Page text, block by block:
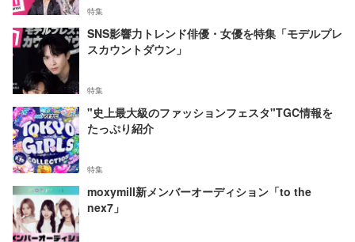
特集
SNS影響力トレンド俳優・女優を特集「モデルプレ
スカウントダウン」
特集
"史上最大級のファッションフェスタ"TGC情報を
たっぷり紹介
特集
moxymill新メンバーオーディション「to the
nex7」